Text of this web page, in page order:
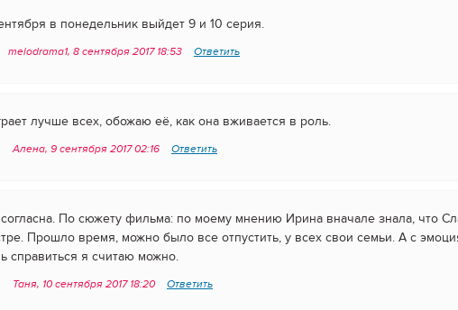
в понедельник выйдет 9 и 10 серия.
melodrama1, 8 сентября 2017 18:53 Ответить
лучше всех, обожаю её, как она вживается в роль.
Алена, 9 сентября 2017 02:16 Ответить
По сюжету фильма: по моему мнению Ирина вначале знала, что
Прошло время, можно было все отпустить, у всех свои семьи. А с
справиться я считаю можно.
Таня, 10 сентября 2017 18:20 Ответить